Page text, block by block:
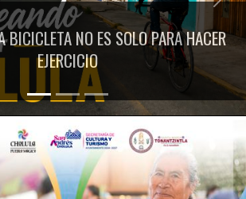
BICICLETA NO ES SOLO PARA HACER
EJERCICIO
Next